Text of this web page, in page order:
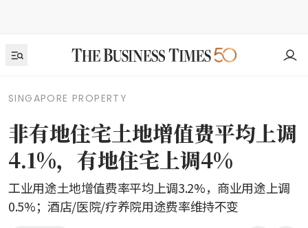
SINGAPORE PROPERTY
非有地住宅土地增值费平均上调
4.1%，有地住宅上调4%
工业用途土地增值费率平均上调3.2%，商业用途上调
0.5%；酒店/医院/疗养院用途费率维持不变